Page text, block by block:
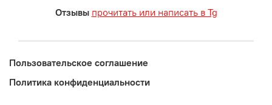
Отзывы прочитать или написать в Tg
Пользовательское соглашение
Политика конфиденциальности